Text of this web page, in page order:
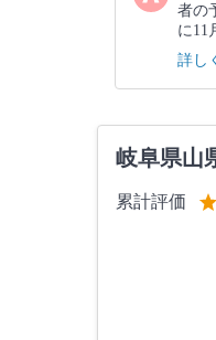
者の
に11
詳し
岐阜県山
累計評価